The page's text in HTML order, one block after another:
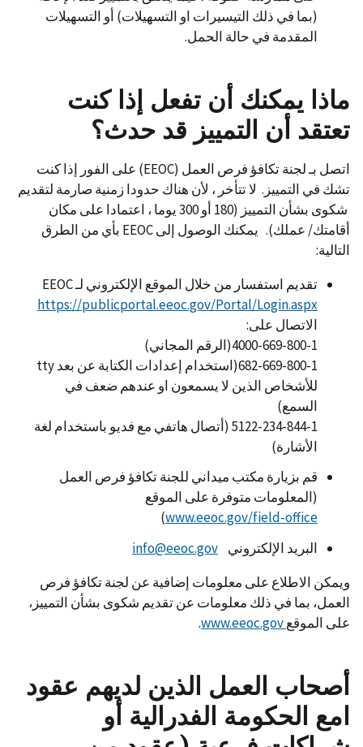
(بما في ذلك التيسيرات او التسهيلات) أو التسهيلات
المقدمة في حالة الحمل.
ماذا يمكنك أن تفعل إذا كنت
تعتقد أن التمييز قد حدث؟
اتصل بـ لجنة تكافؤ فرص العمل (EEOC) على الفور إذا كنت
تشك في التمييز. لا تتأخر ، لأن هناك حدودا زمنية صارمة لتقديم
شكوى بشأن التمييز (180 أو 300 يوما ، اعتمادا على مكان
أقامتك/ عملك). يمكنك الوصول إلى EEOC بأي من الطرق
التالية:
تقديم استفسار من خلال الموقع الإلكتروني لـ EEOC
https://publicportal.eeoc.gov/Portal/Login.aspx
الاتصال على:
4000-669-800-1(الرقم المجاني)
682-669-800-1(استخدام إعدادات الكتابة عن بعد tty
للأشخاص الذين لا يسمعون او عندهم ضعف في
السمع)
5122-234-844-1 (أتصال هاتفي مع فديو باستخدام لغة
الأشارة)
قم بزيارة مكتب ميداني للجنة تكافؤ فرص العمل
(المعلومات متوفرة على الموقع
www.eeoc.gov/field-office
)
البريد الإلكتروني info@eeoc.gov
ويمكن الاطلاع على معلومات إضافية عن لجنة تكافؤ فرص
العمل، بما في ذلك معلومات عن تقديم شكوى بشأن التمييز،
على الموقع
.
أصحاب العمل الذين لديهم عقود
امع الحكومة الفدرالية أو